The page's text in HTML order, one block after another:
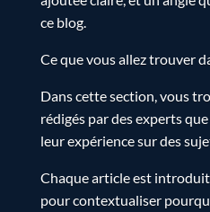
ce blog.
Ce que vous allez trouver
Dans cette section, vous
rédigés par des experts
leur expérience sur des
Chaque article est
pour contextualiser